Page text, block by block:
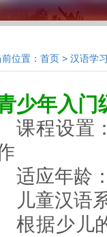
前位置： 首页 > 汉语学
少年入门
课程设置
适应年龄
儿童汉语
根据少儿